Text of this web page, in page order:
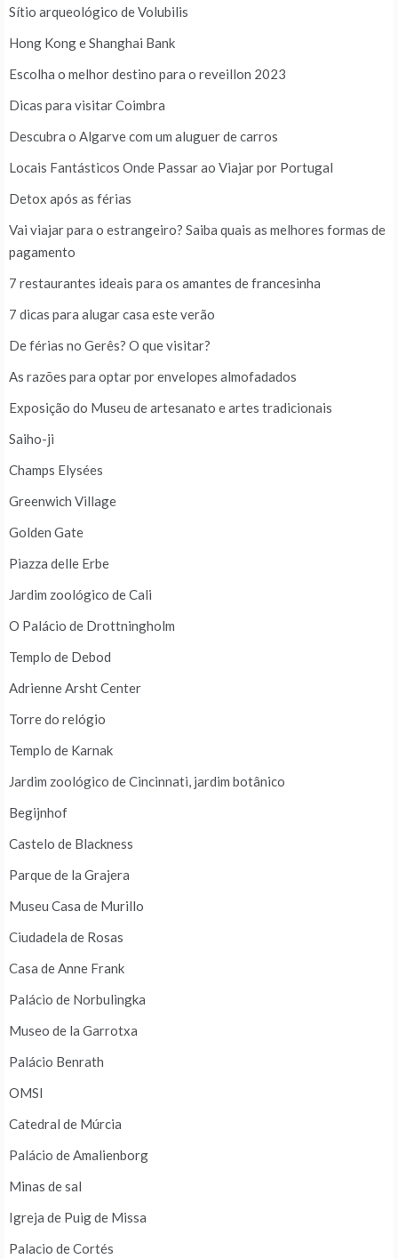
Sítio arqueológico de Volubilis
Hong Kong e Shanghai Bank
Escolha o melhor destino para o reveillon 2023
Dicas para visitar Coimbra
Descubra o Algarve com um aluguer de carros
Locais Fantásticos Onde Passar ao Viajar por Portugal
Detox após as férias
Vai viajar para o estrangeiro? Saiba quais as melhores formas de
pagamento
7 restaurantes ideais para os amantes de francesinha
7 dicas para alugar casa este verão
De férias no Gerês? O que visitar?
As razões para optar por envelopes almofadados
Exposição do Museu de artesanato e artes tradicionais
Saiho-ji
Champs Elysées
Greenwich Village
Golden Gate
Piazza delle Erbe
Jardim zoológico de Cali
O Palácio de Drottningholm
Templo de Debod
Adrienne Arsht Center
Torre do relógio
Templo de Karnak
Jardim zoológico de Cincinnati, jardim botânico
Begijnhof
Castelo de Blackness
Parque de la Grajera
Museu Casa de Murillo
Ciudadela de Rosas
Casa de Anne Frank
Palácio de Norbulingka
Museo de la Garrotxa
Palácio Benrath
OMSI
Catedral de Múrcia
Palácio de Amalienborg
Minas de sal
Igreja de Puig de Missa
Palacio de Cortés